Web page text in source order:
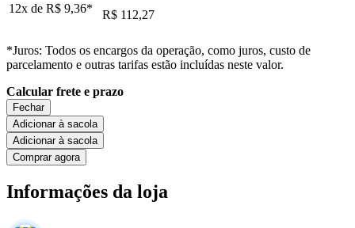
12x de R$ 9,36* R$ 112,27
*Juros: Todos os encargos da operação, como juros, custo de
parcelamento e outras tarifas estão incluídas neste valor.
Calcular frete e prazo
Fechar
Adicionar à sacola
Adicionar à sacola
Comprar agora
Informações da loja